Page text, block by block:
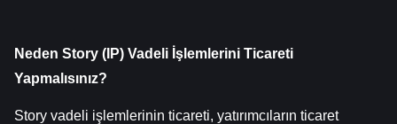
Neden Story (IP) Vadeli İşlemlerini Ticareti
Yapmalısınız?
Story vadeli işlemlerinin ticareti, yatırımcıların ticaret